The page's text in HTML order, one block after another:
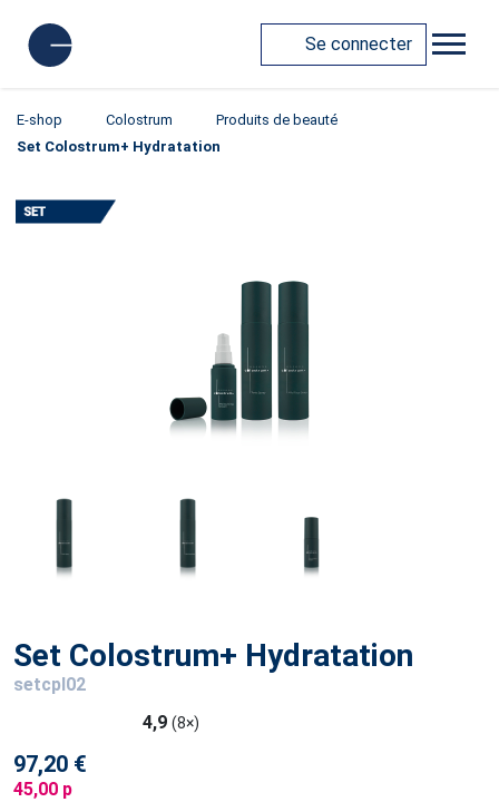
Se connecter
E-shop Colostrum
Produits de beauté
Set Colostrum+ Hydratation
Set Colostrum+ Hydratation
setcpl02
4,9 (8×)
97,20 €
45,00 p